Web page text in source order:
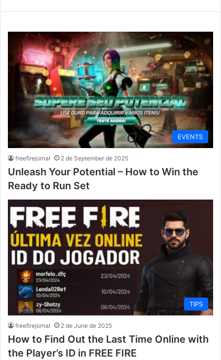
EVENTS
freefirejornal 2 de September de 2025
Unleash Your Potential – How to Win the
Ready to Run Set
TIPS
freefirejornal 2 de June de 2025
How to Find Out the Last Time Online with
the Player’s ID in FREE FIRE